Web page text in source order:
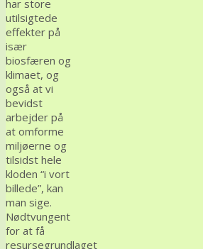
har store
utilsigtede
effekter på
især
biosfæren og
klimaet, og
også at vi
bevidst
arbejder på
at omforme
miljøerne og
tilsidst hele
kloden “i vort
billede”, kan
man sige.
Nødtvungent
for at få
resursegrundlaget